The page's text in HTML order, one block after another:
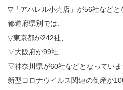
▽「アパレル小売店」が56社などと
都道府県別では、
▽東京都が242社、
▽大阪府が99社、
▽神奈川県が60社などとなっていま
新型コロナウイルス関連の倒産が